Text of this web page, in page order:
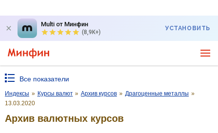
Multi от Минфин
(8,9K+)
УСТАНОВИТЬ
Все показатели
Индексы » Курсы валют » Архив курсов » Драгоценные металлы »
13.03.2020
Архив валютных курсов